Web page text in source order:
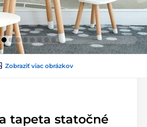
Zobraziť viac obrázkov
tapeta statočné